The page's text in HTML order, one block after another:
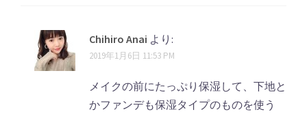
Chihiro Anai より:
2019年1月6日 11:53 PM
メイクの前にたっぷり保湿して、下地と
かファンデも保湿タイプのものを使う